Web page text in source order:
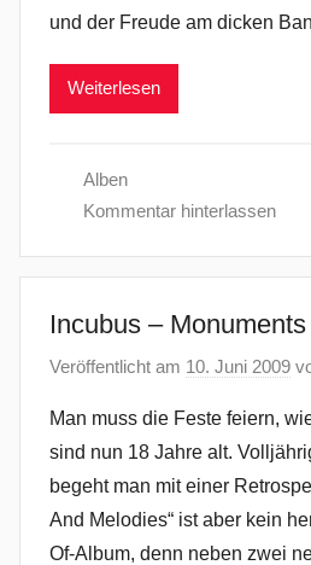
und der Freude am dicken
Weiterlesen
Alben
Kommentar hinterlassen
Incubus –
Veröffentlicht am 10. Juni 2009
Man muss die Feste feiern,
sind nun 18 Jahre alt.
begeht man mit einer
And Melodies“ ist aber kein
Of-Album, denn neben zwei